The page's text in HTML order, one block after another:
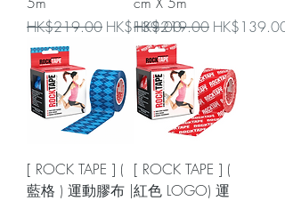
一般價格
HK$219.00 促銷價格
HK$139.00
一般價格
HK$219.00 促銷價格
HK$139.00
[ ROCK TAPE ] (
藍格 ) 運動膠布 |
[ ROCK TAPE ] (
紅色 LOGO) 運